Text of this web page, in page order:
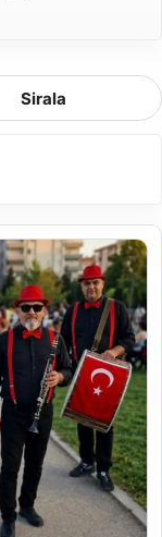
Sirala